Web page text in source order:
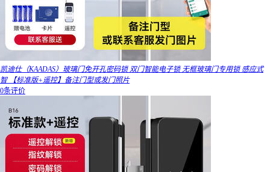
凯迪仕（KAADAS）玻璃门免开孔密码锁 双门智能电子锁 无框玻璃门专用锁 感应式
智 【标准版+遥控】备注门型或发门照片
0条评价